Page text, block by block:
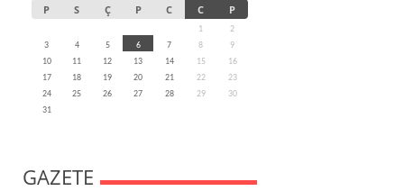
P S Ç P C C P
1
2
3
4 5 6 7 8
9
10
11 12 13 14 15
16
17
18 19 20 21 22
23
24
25 26 27 28 29
30
31
GAZETE